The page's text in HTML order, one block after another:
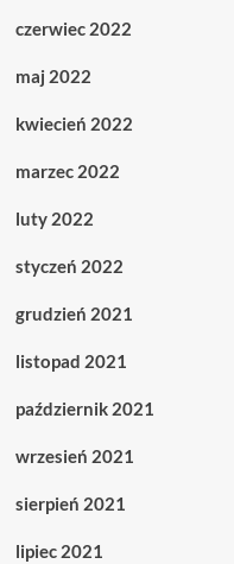
czerwiec 2022
maj 2022
kwiecień 2022
marzec 2022
luty 2022
styczeń 2022
grudzień 2021
listopad 2021
październik 2021
wrzesień 2021
sierpień 2021
lipiec 2021